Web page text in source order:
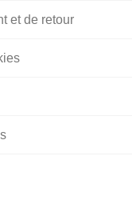
et de retour